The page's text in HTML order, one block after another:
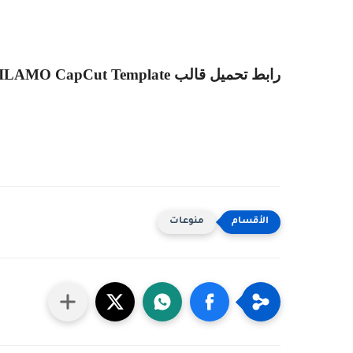
رابط تحميل قالب CapCut Template
منوعات